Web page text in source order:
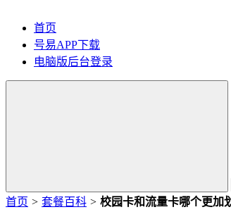
首页
号易APP下载
电脑版后台登录
首页 > 套餐百科 > 校园卡和流量卡哪个更加